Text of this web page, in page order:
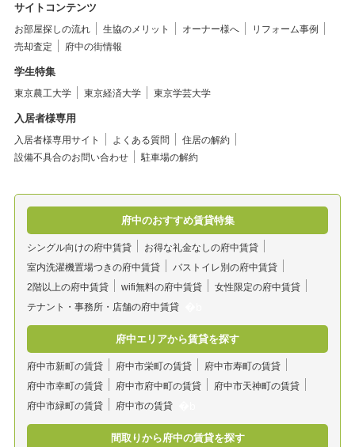
サイトコンテンツ
お部屋探しの流れ 生協のメリット オーナー様へ
リフォーム事例
売却査定
府中の街情報
学生特集
東京農工大学 東京経済大学 東京学芸大学
入居者様専用
入居者様専用サイト よくある質問
住居の解約
設備不具合のお問い合わせ
駐車場の解約
府中のおすすめ賃貸特集
シングル向けの府中賃貸
お得な礼金なしの府中賃貸
室内洗濯機置場つきの府中賃貸
バストイレ別の府中賃貸
2階以上の府中賃貸
wifi無料の府中賃貸
女性限定の府中賃貸
テナント・事務所・店舗の府中賃貸
府中エリアから賃貸を探す
府中市新町の賃貸 府中市栄町の賃貸
府中市寿町の賃貸
府中市幸町の賃貸
府中市府中町の賃貸
府中市天神町の賃貸
府中市緑町の賃貸
府中市の賃貸
間取りから府中の賃貸を探す